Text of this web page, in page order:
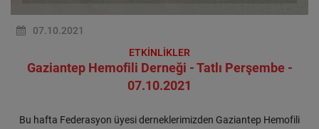
07.10.2021
ETKİNLİKLER
Gaziantep Hemofili Derneği - Tatlı Perşembe -
07.10.2021
Bu hafta Federasyon üyesi derneklerimizden Gaziantep Hemofili